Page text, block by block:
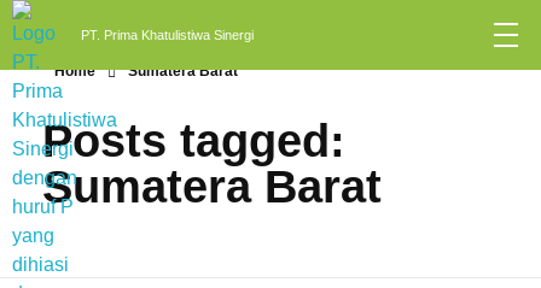
PT. Prima Khatulistiwa Sinergi
Home Sumatera Barat
Posts tagged:
Sumatera Barat